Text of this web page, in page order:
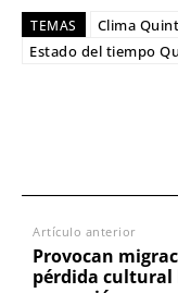
TEMAS
Clima
Estado del tiempo
Artículo anterior
Provocan
pérdida cultural